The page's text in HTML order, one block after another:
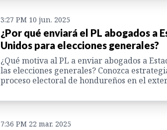
3:27 PM 10 jun. 2025
¿Por qué enviará el PL abogados a
Unidos para elecciones generales?
¿Qué motiva al PL a enviar abogados a
las elecciones generales? Conozca
proceso electoral de hondureños en el
7:36 PM 22 mar. 2025